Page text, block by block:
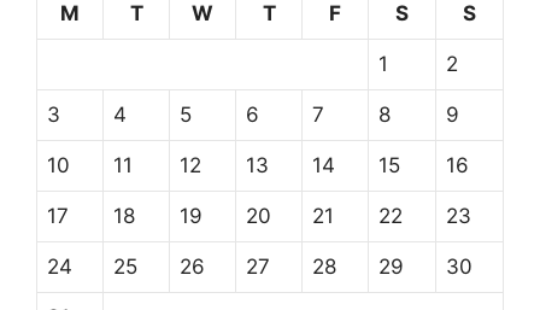
M
T W T F S S
1 2
3 4 5 6 7 8 9
10 11 12 13 14 15 16
17 18 19 20 21 22 23
24 25 26 27 28 29 30